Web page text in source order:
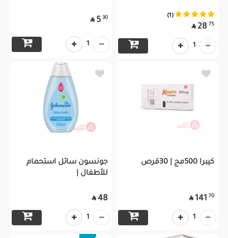
(1)
75
28

1
30
5

1
كيبرا 500مج | 30قرص
70
141

1
جونسون سائل استحمام
للأطفال |
48

1